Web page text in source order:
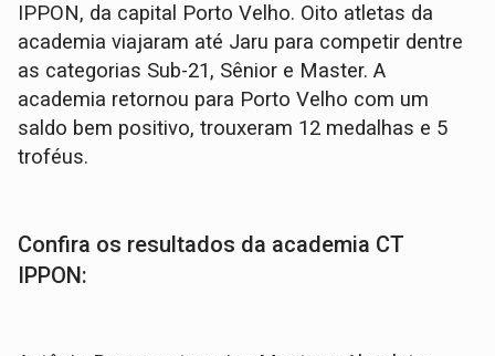
IPPON, da capital Porto Velho. Oito atletas da
academia viajaram até Jaru para competir dentre
as categorias Sub-21, Sênior e Master. A
academia retornou para Porto Velho com um
saldo bem positivo, trouxeram 12 medalhas e 5
troféus.
Confira os resultados da academia CT
IPPON: